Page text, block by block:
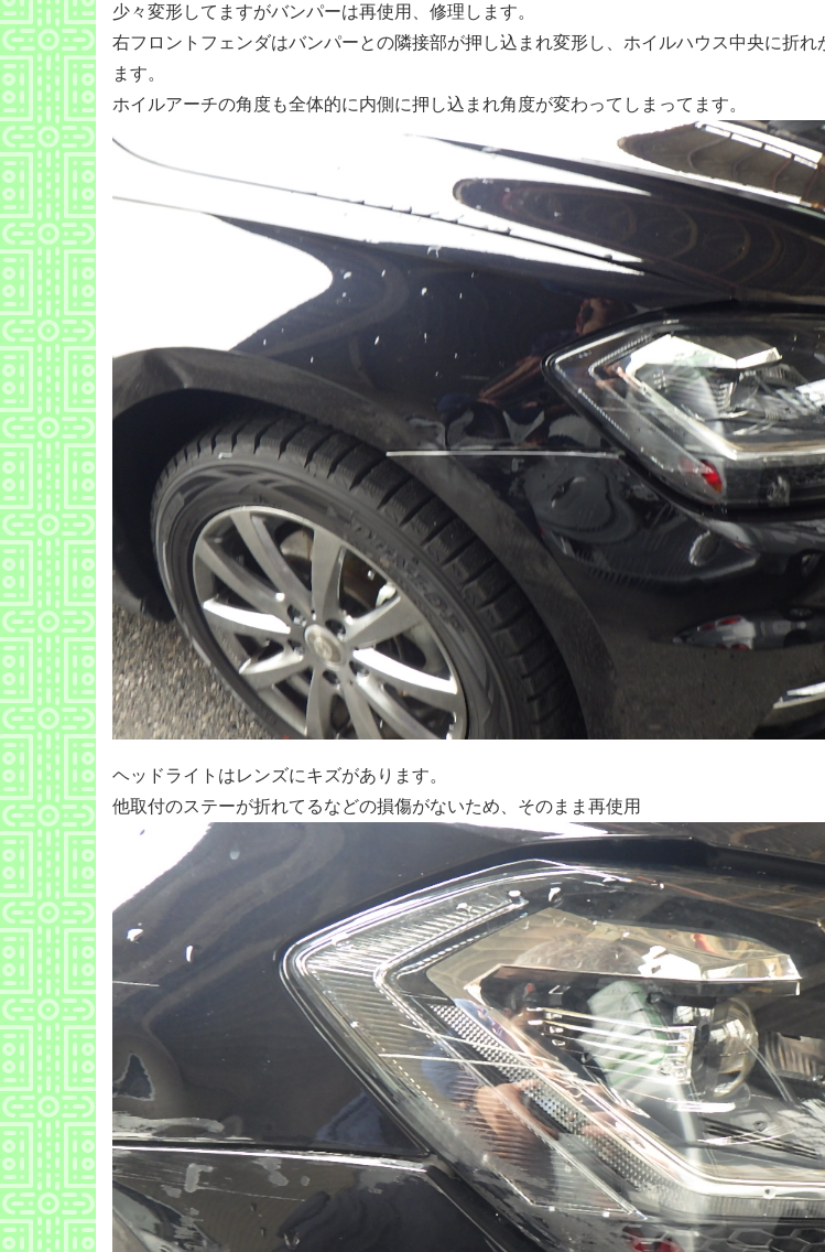
少々変形してますがバンパーは再使用、修理します。
右フロントフェンダはバンパーとの隣接部が押し込まれ変形し、ホイルハウス中央に折れ
ます。
ホイルアーチの角度も全体的に内側に押し込まれ角度が変わってしまってます。
ヘッドライトはレンズにキズがあります。
他取付のステーが折れてるなどの損傷がないため、そのまま再使用